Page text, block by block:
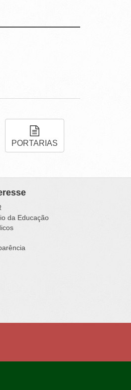
PORTARIAS
da Educação